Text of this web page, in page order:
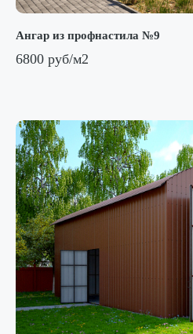
Ангар из профнастила №9
6800 руб/м2